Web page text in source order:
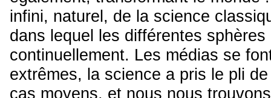
infini, naturel, de la science
dans lequel les différentes
continuellement. Les médias se
extrêmes, la science a pris le pli
cas moyens, et nous nous